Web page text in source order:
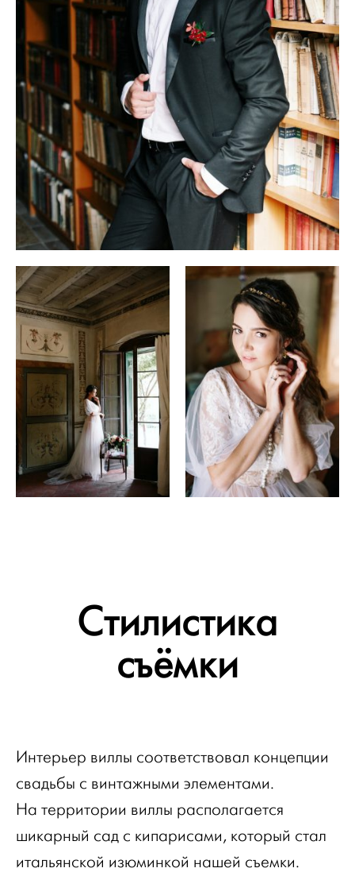
Стилистика
съёмки
Интерьер виллы соответствовал концепции
свадьбы с винтажными элементами.
На территории виллы располагается
шикарный сад с кипарисами, который стал
итальянской изюминкой нашей съемки.